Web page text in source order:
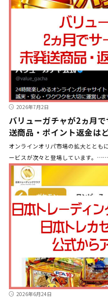
2026年7月2日
バリューガチャが2ヵ月
送商品・ポイント返金は
オンラインオリパ市場の拡大ととも
ービスが次々と登場しています。……
2026年6月24日